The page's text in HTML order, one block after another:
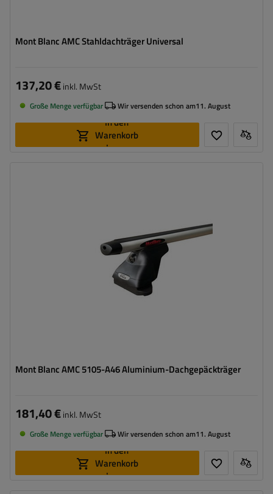
Mont Blanc AMC Stahldachträger Universal
137,20 €inkl. MwSt
Große Menge verfügbar Wir versenden schon am11. August
In den
Warenkorb
legen
Mont Blanc AMC 5105-A46 Aluminium-Dachgepäckträger
181,40 €inkl. MwSt
Große Menge verfügbar Wir versenden schon am11. August
In den
Warenkorb
legen